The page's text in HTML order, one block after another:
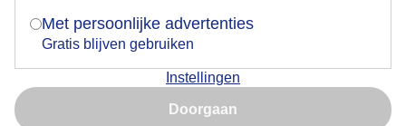
Met persoonlijke advertenties
Gratis blijven gebruiken
Instellingen
Doorgaan
Nu niet, misschien later